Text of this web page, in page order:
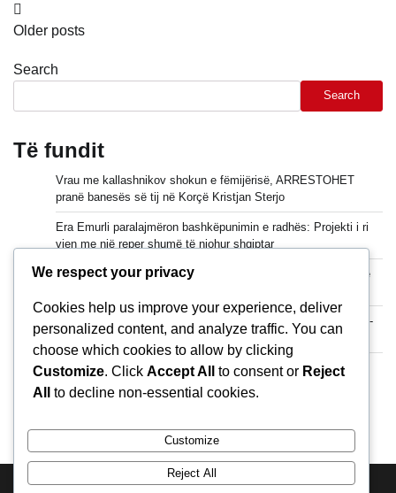
Posts
navigation
Older posts
Search
Search
Të fundit
Vrau me kallashnikov shokun e fëmijërisë, ARRESTOHET
pranë banesës së tij në Korçë Kristjan Sterjo
Era Emurli paralajmëron bashkëpunimin e radhës: Projekti i ri
vjen me një reper shumë të njohur shqiptar
Fidan: Marrëveshja Turqi-Pakistan-Arabi Saudite, e ngjashme
Todd Blanche konfirmohet si Prokurori i Përgjithshëm i SHBA-
ve
Rrezikoi banorët e banesat në Krujë, arrestohet autori i zjarrit,
Lamallari: Do të përballet me pasojat ligjore
We respect your privacy
Cookies help us improve your experience, deliver
personalized content, and analyze traffic. You can
choose which cookies to allow by clicking
Customize. Click Accept All to consent or Reject
All
to decline non-essential cookies.
Customize
Reject All